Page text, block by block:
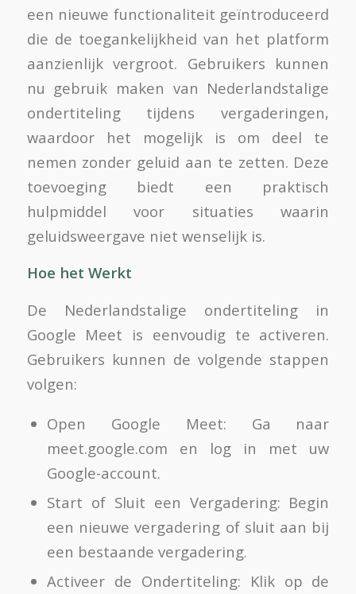
een nieuwe functionaliteit geïntroduceerd
die de toegankelijkheid van het platform
aanzienlijk vergroot. Gebruikers kunnen
nu gebruik maken van Nederlandstalige
ondertiteling tijdens vergaderingen,
waardoor het mogelijk is om deel te
nemen zonder geluid aan te zetten. Deze
toevoeging biedt een praktisch
hulpmiddel voor situaties waarin
geluidsweergave niet wenselijk is.
Hoe het Werkt
De Nederlandstalige ondertiteling in
Google Meet is eenvoudig te activeren.
Gebruikers kunnen de volgende stappen
volgen:
Open Google Meet: Ga naar
meet.google.com en log in met uw
Google-account.
Start of Sluit een Vergadering: Begin
een nieuwe vergadering of sluit aan bij
een bestaande vergadering.
Activeer de Ondertiteling: Klik op de